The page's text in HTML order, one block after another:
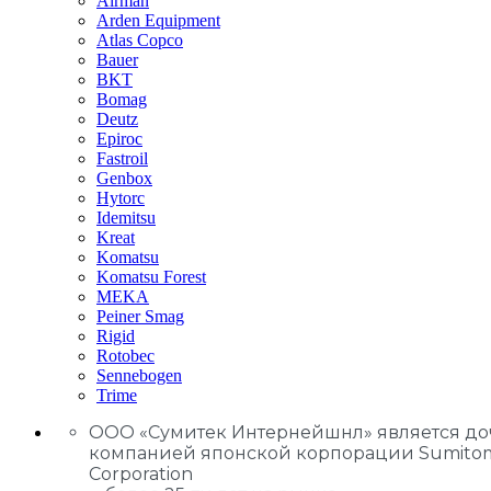
Arden Equipment
Atlas Сopco
Bauer
BKT
Bomag
Deutz
Epiroc
Fastroil
Genbox
Hytorc
Idemitsu
Kreat
Komatsu
Komatsu Forest
MEKA
Peiner Smag
Rigid
Rotobec
Sennebogen
Trime
ООО «Сумитек Интернейшнл» является
компанией японской корпорации
Corporation